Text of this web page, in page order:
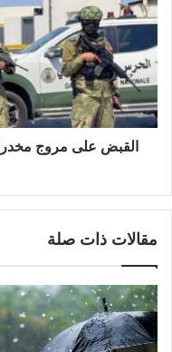
القبض على مروج
مقالات ذات صلة